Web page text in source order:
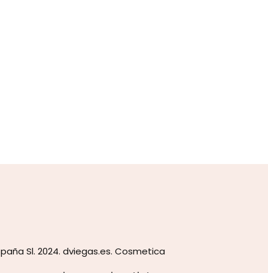
Sl. 2024. dviegas.es. Cosmetica